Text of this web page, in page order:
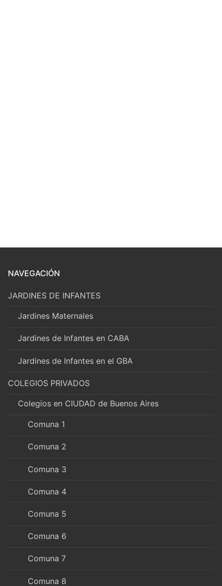
NAVEGACIÓN
JARDINES DE INFANTES
Jardines Maternales
Jardines de Infantes en CABA
Jardines de Infantes en el GBA
COLEGIOS PRIVADOS
Colegios en CIUDAD de Buenos Aires
Comuna 1
Comuna 2
Comuna 3
Comuna 4
Comuna 5
Comuna 6
Comuna 7
Comuna 8